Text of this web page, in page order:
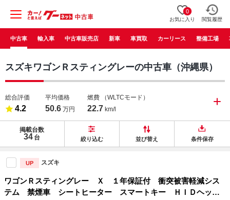
0
お気に入り 閲覧履歴
中古車 輸入車 中古車販売店 新車 車買取 カーリース 整備工場
スズキワゴンＲスティングレーの中古車（沖縄県）
総合評価
4.2
平均価格
50.6 万円
燃費 （WLTCモード）
22.7 km/l
掲載台数
34 台 絞り込む 並び替え 条件保存
UP スズキ
ワゴンＲスティングレー Ｘ １年保証付 衝突被害軽減シス
テム 禁煙車 シートヒーター スマートキー ＨＩＤヘッ